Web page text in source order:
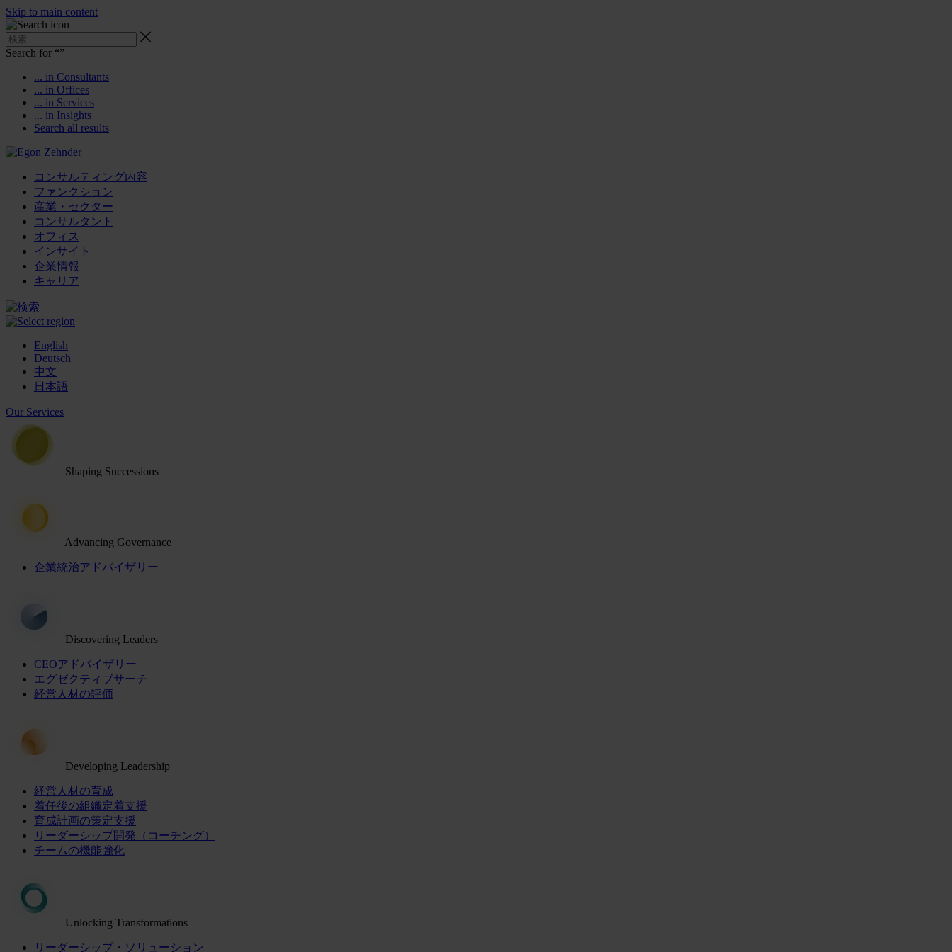
Skip to main content
Search for “”
... in Consultants
... in Offices
... in Services
... in Insights
Search all results
コンサルティング内容
ファンクション
産業・セクター
コンサルタント
オフィス
インサイト
企業情報
キャリア
English
Deutsch
中文
日本語
Our Services
Shaping Successions
Advancing Governance
企業統治アドバイザリー
Discovering Leaders
CEOアドバイザリー
エグゼクティブサーチ
経営人材の評価
Developing Leadership
経営人材の育成
着任後の組織定着支援
育成計画の策定支援
リーダーシップ開発（コーチング）
チームの機能強化
Unlocking Transformations
リーダーシップ・ソリューション